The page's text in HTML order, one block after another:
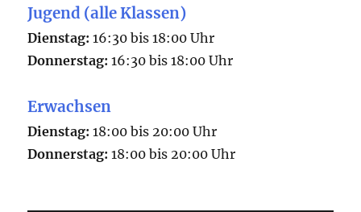
Jugend (alle Klassen)
Dienstag: 16:30 bis 18:00 Uhr
Donnerstag: 16:30 bis 18:00 Uhr
Erwachsen
Dienstag: 18:00 bis 20:00 Uhr
Donnerstag: 18:00 bis 20:00 Uhr